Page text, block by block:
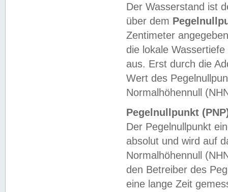
Der Wasserstand ist
über dem
Zentimeter
die lokale
aus. Erst durch die
Wert des
Normalhöhennull
Pegelnullpunkt
Der Pegelnullpunkt
absolut und wird auf
Normalhöhennull
den Betreiber des
eine lange Zeit